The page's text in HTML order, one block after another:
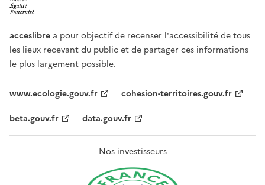
acceslibre a pour objectif de recenser l'accessibilité de tous
les lieux recevant du public et de partager ces informations
le plus largement possible.
www.ecologie.gouv.fr
cohesion-territoires.gouv.fr
beta.gouv.fr
data.gouv.fr
Nos investisseurs